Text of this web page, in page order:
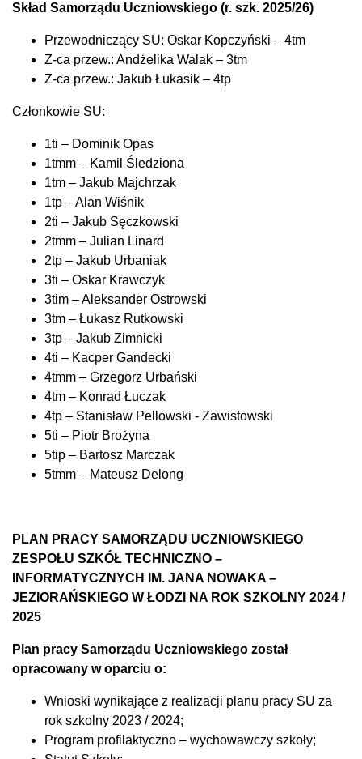
Skład Samorządu Uczniowskiego (r. szk. 2025/26)
Przewodniczący SU: Oskar Kopczyński – 4tm
Z-ca przew.: Andżelika Walak – 3tm
Z-ca przew.: Jakub Łukasik – 4tp
Członkowie SU:
1ti – Dominik Opas
1tmm – Kamil Śledziona
1tm – Jakub Majchrzak
1tp – Alan Wiśnik
2ti – Jakub Sęczkowski
2tmm – Julian Linard
2tp – Jakub Urbaniak
3ti – Oskar Krawczyk
3tim – Aleksander Ostrowski
3tm – Łukasz Rutkowski
3tp – Jakub Zimnicki
4ti – Kacper Gandecki
4tmm – Grzegorz Urbański
4tm – Konrad Łuczak
4tp – Stanisław Pellowski - Zawistowski
5ti – Piotr Brożyna
5tip – Bartosz Marczak
5tmm – Mateusz Delong
PLAN PRACY SAMORZĄDU UCZNIOWSKIEGO
ZESPOŁU SZKÓŁ TECHNICZNO –
INFORMATYCZNYCH IM. JANA NOWAKA –
JEZIORAŃSKIEGO W ŁODZI NA ROK SZKOLNY 2024 /
2025
Plan pracy Samorządu Uczniowskiego został
opracowany w oparciu o:
Wnioski wynikające z realizacji planu pracy SU za
rok szkolny 2023 / 2024;
Program profilaktyczno – wychowawczy szkoły;